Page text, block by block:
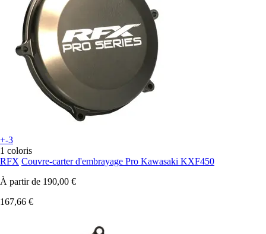
+-3
1 coloris
RFX Couvre-carter d'embrayage Pro Kawasaki KXF450
À partir de 190,00 €
167,66 €